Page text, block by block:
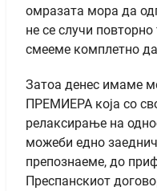
омразата мора да
не се случи
смееме комплетно
Затоа денес имаме
ПРЕМИЕРА која со
релаксирање на
можеби едно
препознаеме, до
Преспанскиот